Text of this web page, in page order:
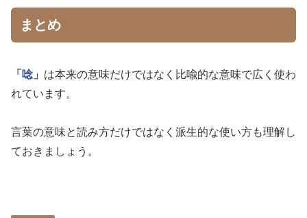
まとめ
「唸」 は本来の意味だけではなく比喩的な意味で広く使わ
れています。
言葉の意味と読み方だけではなく派生的な使い方も理解し
ておきましょう。